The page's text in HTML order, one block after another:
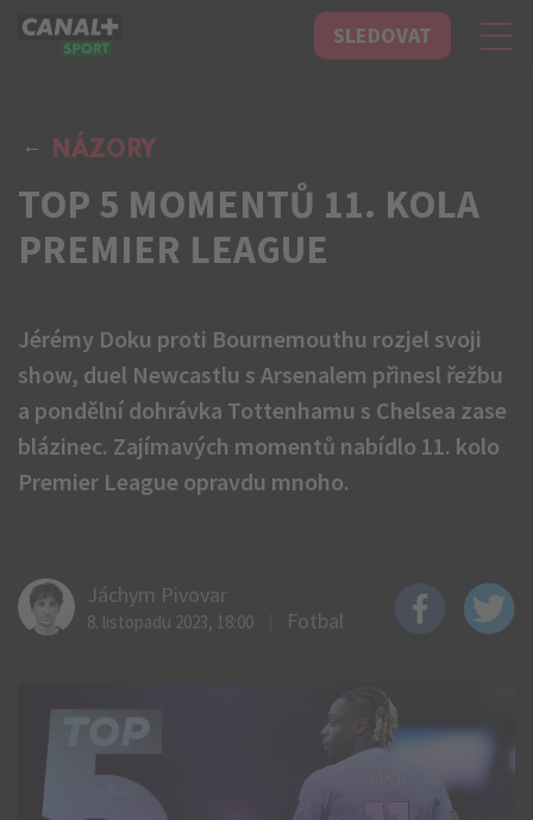
CANAL+ Sport SLEDOVAT
NÁZORY
TOP 5 MOMENTŮ 11. KOLA
PREMIER LEAGUE
Jérémy Doku proti Bournemouthu rozjel svoji
show, duel Newcastlu s Arsenalem přinesl řežbu
a pondělní dohrávka Tottenhamu s Chelsea zase
blázinec. Zajímavých momentů nabídlo 11. kolo
Premier League opravdu mnoho.
Jáchym Pivovar
8. listopadu 2023, 18:00 Fotbal